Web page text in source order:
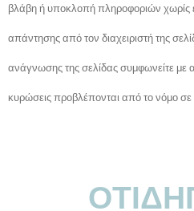
βλάβη ή υποκλοπή πληροφοριών χωρίς
απάντησης από τον διαχειριστή της
ανάγνωσης της σελίδας συμφωνείτε με
κυρώσεις προβλέπονται από το νόμο